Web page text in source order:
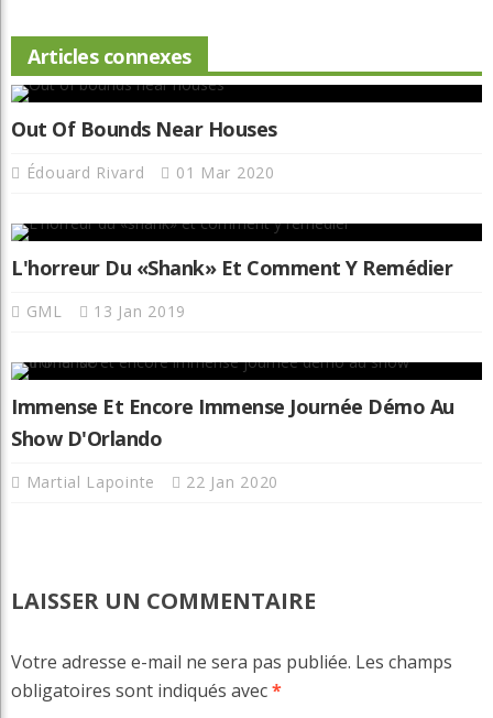
Articles connexes
Out Of Bounds Near Houses
Édouard Rivard 01 Mar 2020
L'horreur Du «shank» Et Comment Y Remédier
GML 13 Jan 2019
Immense Et Encore Immense Journée Démo Au
Show D'Orlando
Martial Lapointe 22 Jan 2020
LAISSER UN COMMENTAIRE
Votre adresse e-mail ne sera pas publiée. Les champs
obligatoires sont indiqués avec*